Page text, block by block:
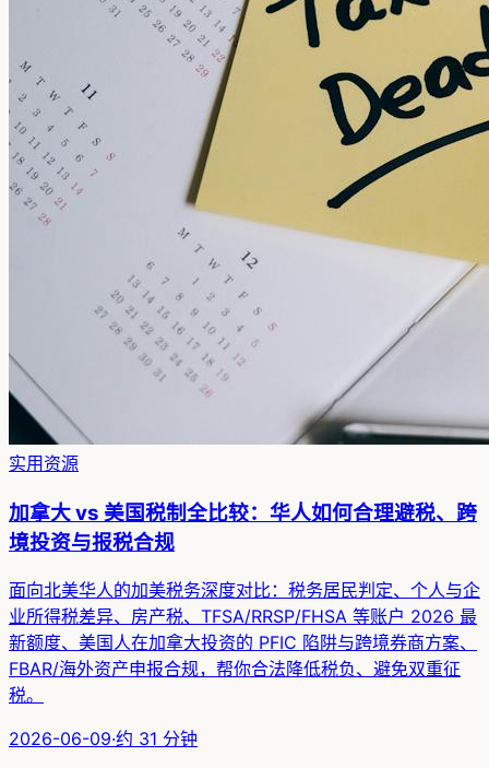
实用资源
加拿大 vs 美国税制全比较：华人如何合理避税、跨
境投资与报税合规
面向北美华人的加美税务深度对比：税务居民判定、个人与企
业所得税差异、房产税、TFSA/RRSP/FHSA 等账户 2026 最
新额度、美国人在加拿大投资的 PFIC 陷阱与跨境券商方案、
FBAR/海外资产申报合规，帮你合法降低税负、避免双重征
税。
2026-06-09·约 31 分钟